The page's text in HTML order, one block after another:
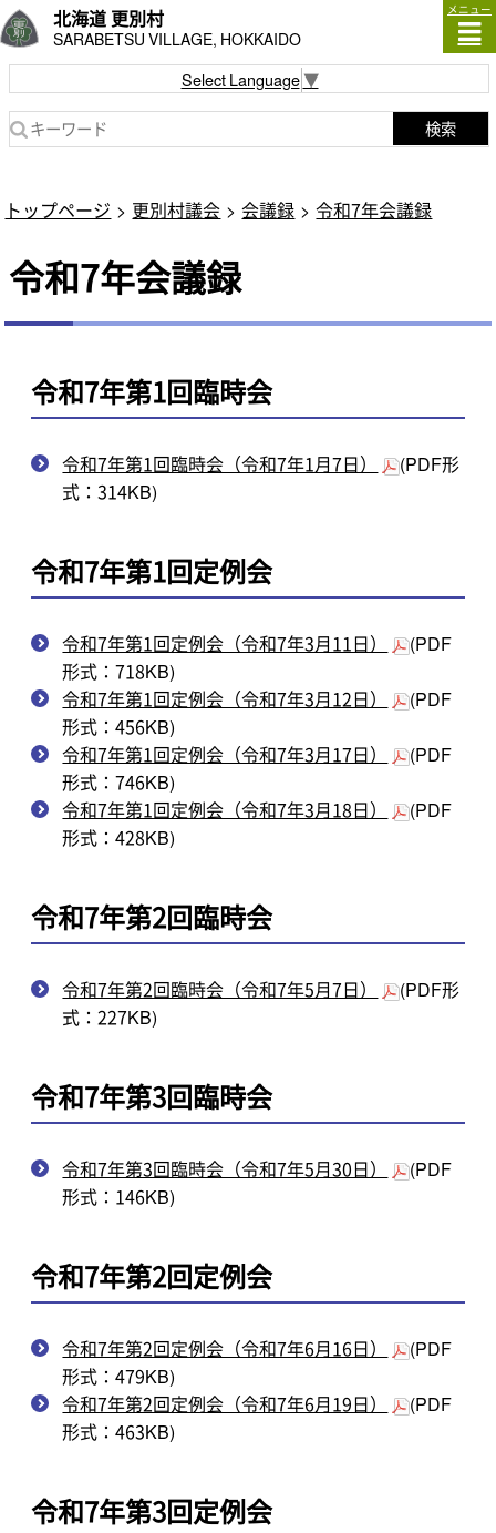
北海道 更別村
SARABETSU VILLAGE, HOKKAIDO
メニュー
Select Language▼
検索
トップページ 更別村議会 会議録 令和7年会議録
令和7年会議録
令和7年第1回臨時会
令和7年第1回臨時会（令和7年1月7日）
(PDF形
式：314KB)
令和7年第1回定例会
令和7年第1回定例会（令和7年3月11日）
(PDF
形式：718KB)
令和7年第1回定例会（令和7年3月12日）
(PDF
形式：456KB)
令和7年第1回定例会（令和7年3月17日）
(PDF
形式：746KB)
令和7年第1回定例会（令和7年3月18日）
(PDF
形式：428KB)
令和7年第2回臨時会
令和7年第2回臨時会（令和7年5月7日）
(PDF形
式：227KB)
令和7年第3回臨時会
令和7年第3回臨時会（令和7年5月30日）
(PDF
形式：146KB)
令和7年第2回定例会
令和7年第2回定例会（令和7年6月16日）
(PDF
形式：479KB)
令和7年第2回定例会（令和7年6月19日）
(PDF
形式：463KB)
令和7年第3回定例会